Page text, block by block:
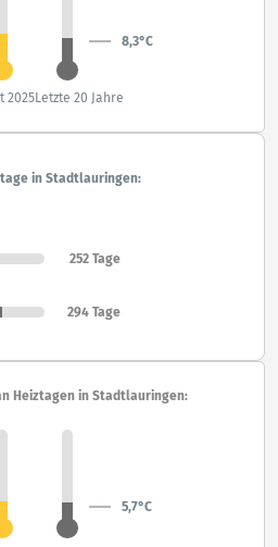
8,3°C
2025Letzte 20 Jahre
in Stadtlauringen:
252 Tage
294 Tage
Heiztagen in Stadtlauringen:
5,7°C